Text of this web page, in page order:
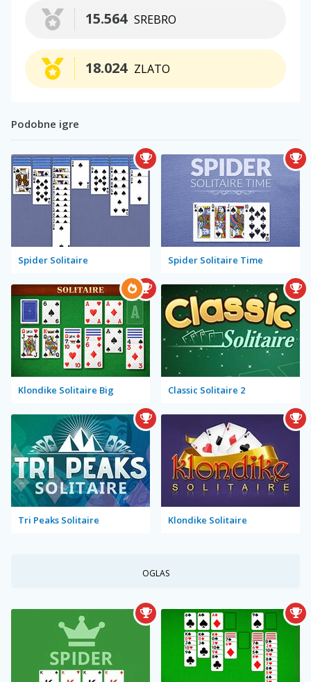
SREBRO
15.564
ZLATO
18.024
Podobne igre
Spider Solitaire Spider Solitaire Time
Klondike Solitaire Big Classic Solitaire 2
Tri Peaks Solitaire Klondike Solitaire
OGLAS